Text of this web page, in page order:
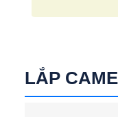
LẮP